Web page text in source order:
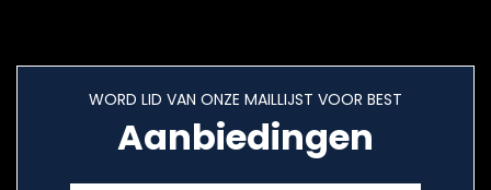
WORD LID VAN ONZE MAILLIJST VOOR BEST
Aanbiedingen